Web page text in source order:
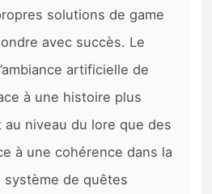
solutions de game
avec succès. Le
artificielle de
à une histoire plus
niveau du lore que des
à une cohérence dans la
de quêtes